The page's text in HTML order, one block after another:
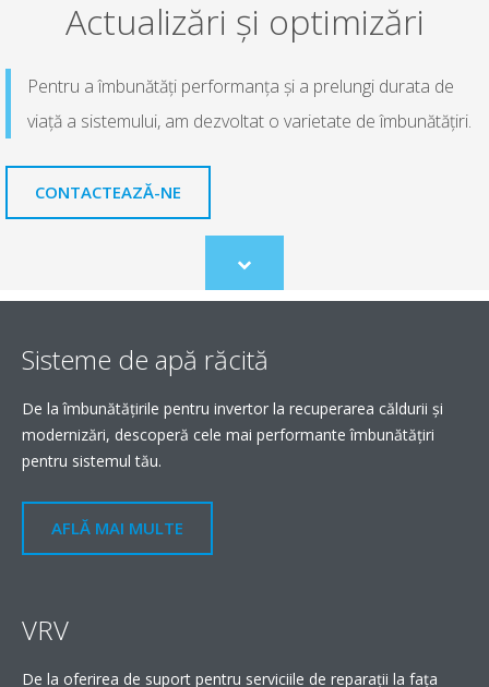
Actualizări și optimizări
Pentru a îmbunătăți performanța și a prelungi durata de
viață a sistemului, am dezvoltat o varietate de îmbunătățiri.
CONTACTEAZĂ-NE
Scroll
to
Sisteme de apă răcită
De la îmbunătățirile pentru invertor la recuperarea căldurii și
modernizări, descoperă cele mai performante îmbunătățiri
pentru sistemul tău.
AFLĂ MAI MULTE
VRV
De la oferirea de suport pentru serviciile de reparații la fața